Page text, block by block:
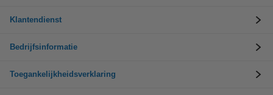
Klantendienst
Bedrijfsinformatie
Toegankelijkheidsverklaring